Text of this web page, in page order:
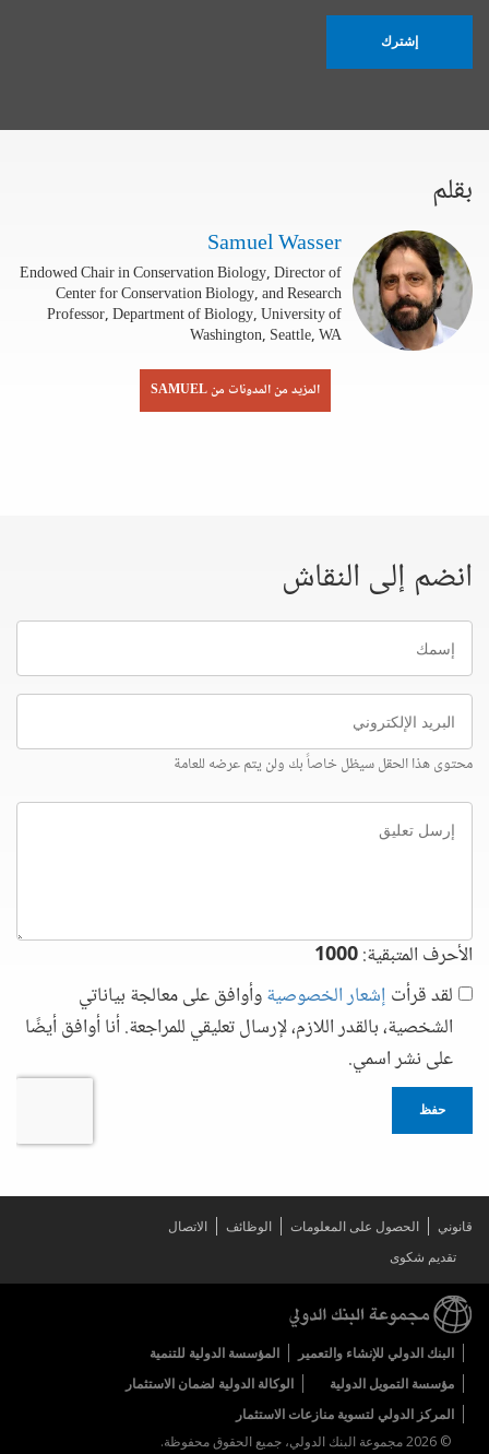
إشترك
بقلم
Samuel Wasser
Endowed Chair in Conservation Biology, Director of
Center for Conservation Biology, and Research
Professor, Department of Biology, University of
Washington, Seattle, WA
المزيد من المدونات من SAMUEL
انضم إلى النقاش
إسمك
البريد
الإلكتروني
محتوى هذا الحقل سيظل خاصاً بك ولن يتم عرضه للعامة
إرسل
تعليق
الأحرف المتبقية:1000
لقد قرأت إشعار الخصوصيةوأوافق على معالجة بياناتي
الشخصية، بالقدر اللازم، لإرسال تعليقي للمراجعة. أنا أوافق أيضًا
على نشر اسمي.
حفظ
قانوني الحصول على المعلومات الوظائف
الاتصال
تقديم شكوى
البنك الدولي للإنشاء والتعمير
المؤسسة الدولية للتنمية
مؤسسة التمويل الدولية
الوكالة الدولية لضمان الاستثمار
المركز الدولي لتسوية منازعات الاستثمار
© 2026 مجموعة البنك الدولي، جميع الحقوق محفوظة.